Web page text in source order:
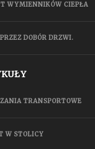
WYMIENNIKÓW CIEPŁA
DOBÓR DRZWI.
TRANSPORTOWE
W STOLICY